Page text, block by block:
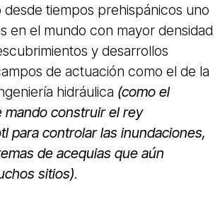
desde tiempos prehispánicos uno
en el mundo con mayor densidad
y desarrollos
de actuación como el de la
hidráulica (como el
mando construir el rey
para controlar las inundaciones,
de acequias que aún
sitios).